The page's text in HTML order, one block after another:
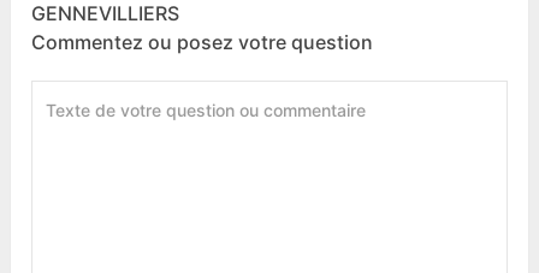
GENNEVILLIERS
Commentez ou posez votre question